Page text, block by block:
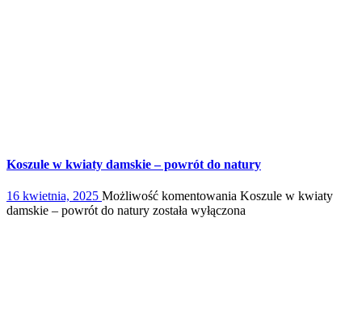
Koszule w kwiaty damskie – powrót do natury
16 kwietnia, 2025 Możliwość komentowania Koszule w kwiaty
damskie – powrót do natury została wyłączona